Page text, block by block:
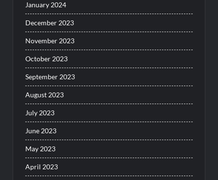
January 2024
December 2023
November 2023
October 2023
September 2023
August 2023
July 2023
June 2023
May 2023
April 2023